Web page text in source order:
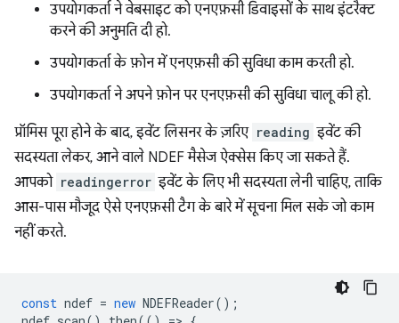
उपयोगकर्ता ने वेबसाइट को एनएफ़सी डिवाइसों के साथ इंटरैक्ट
करने की अनुमति दी हो.
उपयोगकर्ता के फ़ोन में एनएफ़सी की सुविधा काम करती हो.
उपयोगकर्ता ने अपने फ़ोन पर एनएफ़सी की सुविधा चालू की हो.
प्रॉमिस पूरा होने के बाद, इवेंट लिसनर के ज़रिए reading इवेंट की
सदस्यता लेकर, आने वाले NDEF मैसेज ऐक्सेस किए जा सकते हैं.
आपको readingerror इवेंट के लिए भी सदस्यता लेनी चाहिए, ताकि
आस-पास मौजूद ऐसे एनएफ़सी टैग के बारे में सूचना मिल सके जो काम
नहीं करते.
const ndef = new NDEFReader();